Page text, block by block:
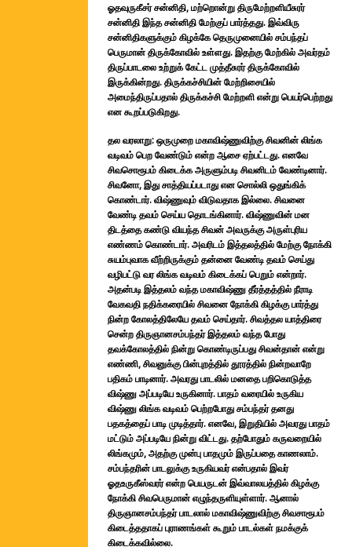
ஓதவுருகீசர் சன்னிதி, மற்றொன்று திருமேற்றளியீசுரர்
சன்னிதி இந்த சன்னிதி மேற்குப் பார்த்தது. இவ்விரு
சன்னிதிகளுக்கும் கிழக்கே தெருமுனையில் சம்பந்தப்
பெருமான் திருக்கோவில் உள்ளது. இதற்கு மேற்கில் அவர்தம்
திருப்பாடலை உற்றுக் கேட்ட முத்தீசுரர் திருக்கோவில்
இருக்கின்றது. திருக்கச்சியின் மேற்றிசையில்
அமைந்திருப்பதால் திருக்கச்சி மேற்றளி என்று பெயர்பெற்றது
என கூறப்படுகிறது.
தல வரலாறு: ஒருமுறை மகாவிஷ்ணுவிற்கு சிவனின் லிங்க
வடிவம் பெற வேண்டும் என்ற ஆசை ஏற்பட்டது. எனவே
சிவசொரூபம் கிடைக்க அருளும்படி சிவனிடம் வேண்டினார்.
சிவனோ, இது சாத்தியப்படாது என சொல்லி ஒதுங்கிக்
கொண்டார். விஷ்ணுவும் விடுவதாக இல்லை. சிவனை
வேண்டி தவம் செய்ய தொடங்கினார். விஷ்ணுவின் மன
திடத்தை கண்டு வியந்த சிவன் அவருக்கு அருள்புரிய
எண்ணம் கொண்டார். அவரிடம் இத்தலத்தில் மேற்கு நோக்கி
சுயம்புவாக வீற்றிருக்கும் தன்னை வேண்டி தவம் செய்து
வழிபட்டு வர லிங்க வடிவம் கிடைக்கப் பெறும் என்றார்.
அதன்படி இத்தலம் வந்த மகாவிஷ்ணு தீர்த்தத்தில் நீராடி
வேகவதி நதிக்கரையில் சிவனை நோக்கி கிழக்கு பார்த்து
நின்ற கோலத்திலேயே தவம் செய்தார். சிவத்தல யாத்திரை
சென்ற திருஞானசம்பந்தர் இத்தலம் வந்த போது
தவக்கோலத்தில் நின்று கொண்டிருப்பது சிவன்தான் என்று
எண்ணி, சிவனுக்கு பின்புறத்தில் தூரத்தில் நின்றவாறே
பதிகம் பாடினார். அவரது பாடலில் மனதை பறிகொடுத்த
விஷ்ணு அப்படியே உருகினார். பாதம் வரையில் உருகிய
விஷ்ணு லிங்க வடிவம் பெற்றபோது சம்பந்தர் தனது
பதகத்தைப் பாடி முடித்தார். எனவே, இறுதியில் அவரது பாதம்
மட்டும் அப்படியே நின்று விட்டது. தற்போதும் கருவறையில்
லிங்கமும், அதற்கு முன்பு பாதமும் இருப்பதை காணலாம்.
சம்பந்தரின் பாடலுக்கு உருகியவர் என்பதால் இவர்
ஓதஉருகீஸ்வரர் என்ற பெயருடன் இவ்வாலயத்தில் கிழக்கு
நோக்கி சிவபெருமான் எழுந்தருளியுள்ளார். ஆனால்
திருஞானசம்பந்தர் பாடலால் மகாவிஷ்ணுவிற்கு சிவசாரூபம்
கிடைத்ததாகப் புராணங்கள் கூறும் பாடல்கள் நமக்குக்
கிடைக்கவில்லை.